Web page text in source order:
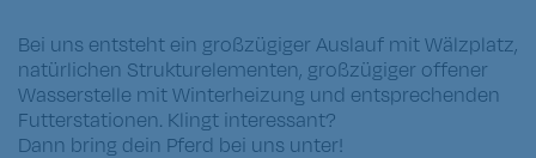
Bei uns entsteht ein großzügiger Auslauf mit Wälzplatz,
natürlichen Strukturelementen, großzügiger offener
Wasserstelle mit Winterheizung und entsprechenden
Futterstationen. Klingt interessant?
Dann bring dein Pferd bei uns unter!